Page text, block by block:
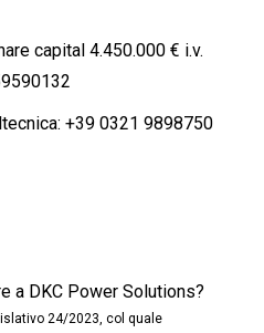
capital 4.450.000 € i.v.
+39 0321 9898750
a DKC Power Solutions?
24/2023, col quale